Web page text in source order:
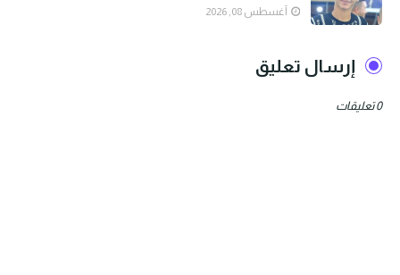
أغسطس 08, 2026
إرسال تعليق
0 تعليقات